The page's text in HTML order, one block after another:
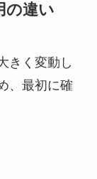
の違い
きく変動し
、最初に確